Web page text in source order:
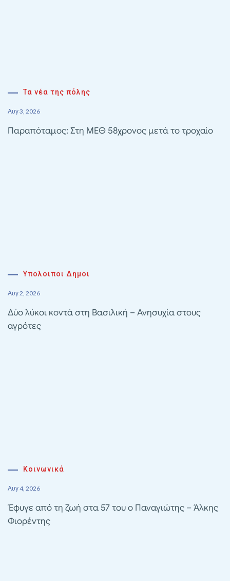
Τα νέα της πόλης
Αυγ 3, 2026
Παραπόταμος: Στη ΜΕΘ 58χρονος μετά το τροχαίο
Υπολοιποι Δημοι
Αυγ 2, 2026
Δύο λύκοι κοντά στη Βασιλική – Ανησυχία στους
αγρότες
Κοινωνικά
Αυγ 4, 2026
Έφυγε από τη ζωή στα 57 του ο Παναγιώτης – Άλκης
Φιορέντης